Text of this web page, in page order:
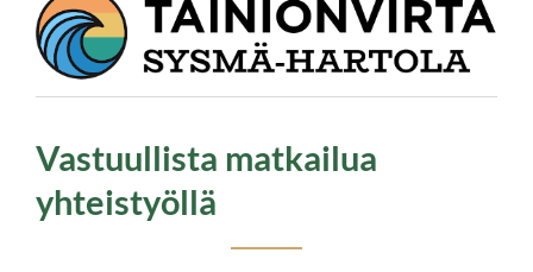
Vastuullista matkailua
yhteistyöllä